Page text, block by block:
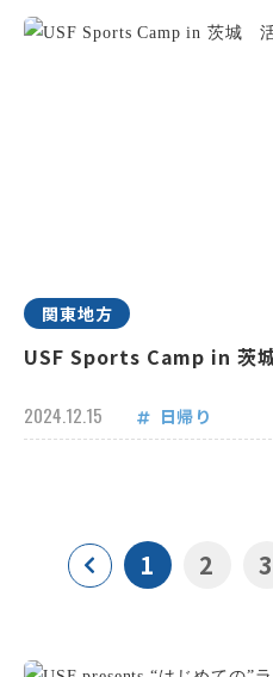
関東地方
USF Sports Camp in 茨
2024.12.15 日帰り
1 2 3